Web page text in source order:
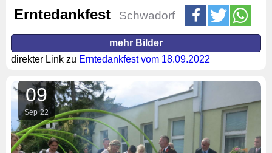
Erntedankfest Schwadorf
mehr Bilder
direkter Link zu Erntedankfest vom 18.09.2022
09
Sep 22